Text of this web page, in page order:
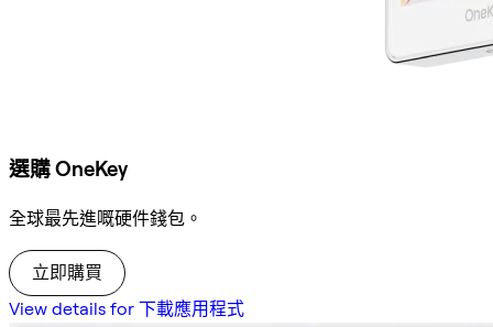
選購 OneKey
全球最先進嘅硬件錢包。
立即購買
View details for 下載應用程式